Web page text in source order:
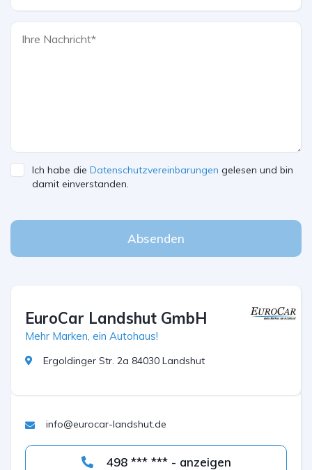
Ich habe die Datenschutzvereinbarungen gelesen und bin
damit einverstanden.
Absenden
EuroCar Landshut GmbH
Mehr Marken, ein Autohaus!
Ergoldinger Str. 2a 84030 Landshut
info@eurocar-landshut.de
498 *** *** - anzeigen